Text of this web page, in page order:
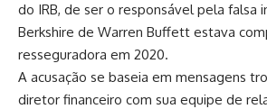
do IRB, de ser o responsável pela falsa
Berkshire de Warren Buffett estava
resseguradora em 2020.
A acusação se baseia em mensagens
diretor financeiro com sua equipe de